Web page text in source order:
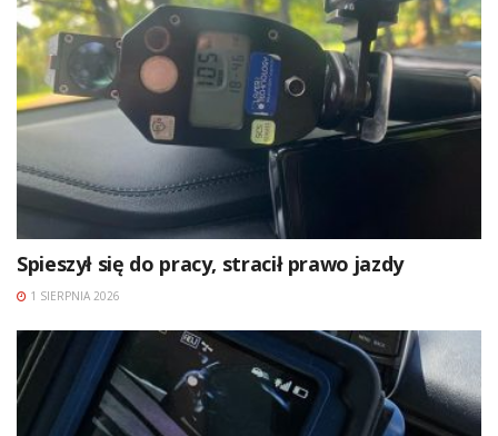
Spieszył się do pracy, stracił prawo jazdy
1 SIERPNIA 2026